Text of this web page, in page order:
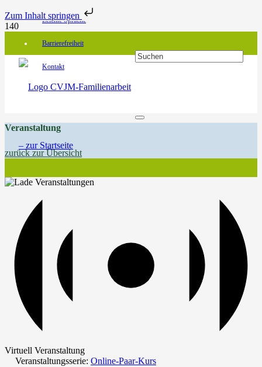
Zum Inhalt springen
Leichte Sprache
Barrierefreiheit
Kontakt
Veranstaltung
zurück zur Übersicht
Virtuell Veranstaltung
Veranstaltungsserie: Online-Paar-Kurs